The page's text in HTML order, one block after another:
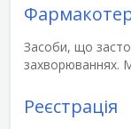
Засоби, що
захворюваннях.
Реєстрація